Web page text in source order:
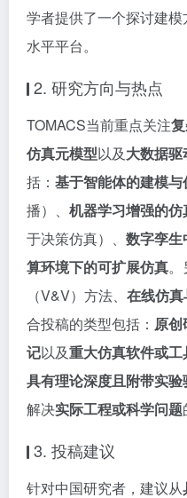
学者提供了一个探讨建
水平平台。
2. 研究方向与热点
TOMACS当前重点关注
仿真元模型以及大数据
括： 基于智能体的建模与
播）、 机器学习增强的仿
于决策仿真）、 数字孪
算环境下的可扩展仿真。
（V&V）方法、 在线仿
合投稿的类型包括： 原
记以及重大仿真软件或
具有理论深度且附带实验
解决实际工程或科学问题
3. 投稿建议
针对中国研究者，建议从